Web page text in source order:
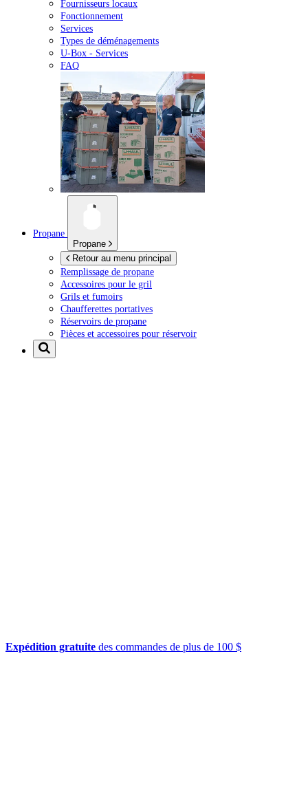
Fournisseurs locaux
Fonctionnement
Services
Types de déménagements
U-Box - Services
FAQ
Propane
Propane
Retour au menu principal
Remplissage de propane
Accessoires pour le gril
Grils et fumoirs
Chaufferettes portatives
Réservoirs de propane
Pièces et accessoires pour réservoir
Expédition gratuite des commandes de plus de 100 $